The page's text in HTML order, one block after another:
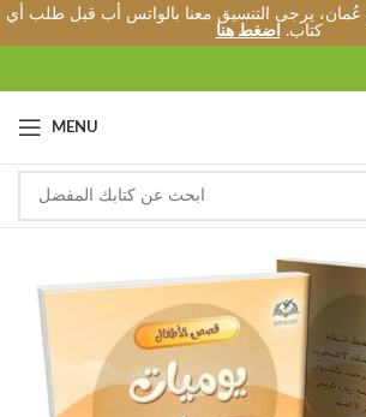
عُمان، يرجى التنسيق معنا بالواتس أب قبل طلب أي
كتاب.
اضغط هنا
MENU